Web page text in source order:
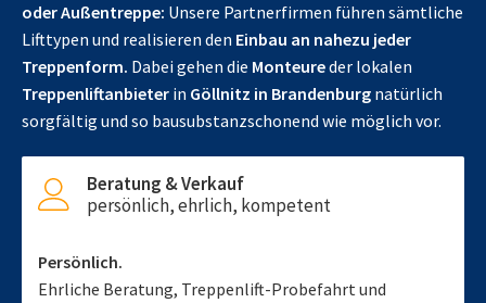
oder Außentreppe: Unsere Partnerfirmen führen sämtliche
Lifttypen und realisieren den Einbau an nahezu jeder
Treppenform. Dabei gehen die Monteureder lokalen
Treppenliftanbieter in Göllnitz in Brandenburg natürlich
sorgfältig und so bausubstanzschonend wie möglich vor.
Beratung & Verkauf
persönlich, ehrlich, kompetent
Persönlich.
Ehrliche Beratung, Treppenlift-Probefahrt und